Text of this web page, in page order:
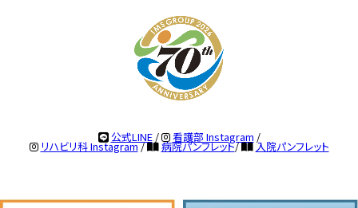
公式LINE/ 看護部 Instagram /
リハビリ科 Instagram/ 病院パンフレット/ 入院パンフレット